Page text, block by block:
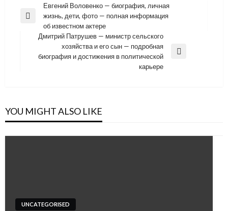
Навигация
по
записям
Previous
Евгений Воловенко — биография, личная
жизнь, дети, фото — полная информация
об известном актере
Next
Дмитрий Патрушев — министр сельского
хозяйства и его сын — подробная
биография и достижения в политической
карьере
YOU MIGHT ALSO LIKE
UNCATEGORISED